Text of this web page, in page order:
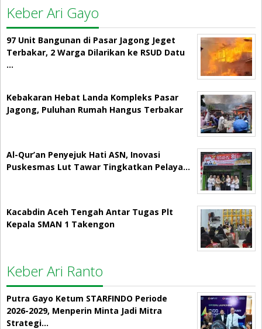
Keber Ari Gayo
97 Unit Bangunan di Pasar Jagong Jeget
Terbakar, 2 Warga Dilarikan ke RSUD Datu
…
Kebakaran Hebat Landa Kompleks Pasar
Jagong, Puluhan Rumah Hangus Terbakar
Al-Qur’an Penyejuk Hati ASN, Inovasi
Puskesmas Lut Tawar Tingkatkan Pelaya…
Kacabdin Aceh Tengah Antar Tugas Plt
Kepala SMAN 1 Takengon
Keber Ari Ranto
Putra Gayo Ketum STARFINDO Periode
2026-2029, Menperin Minta Jadi Mitra
Strategi…